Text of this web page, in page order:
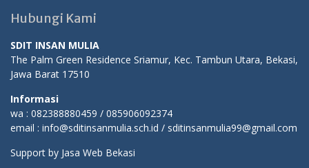
Hubungi Kami
SDIT INSAN MULIA
The Palm Green Residence Sriamur, Kec. Tambun Utara, Bekasi,
Jawa Barat 17510
Informasi
wa : 082388880459 / 085906092374
email : info@sditinsanmulia.sch.id / sditinsanmulia99@gmail.com
Support by Jasa Web Bekasi